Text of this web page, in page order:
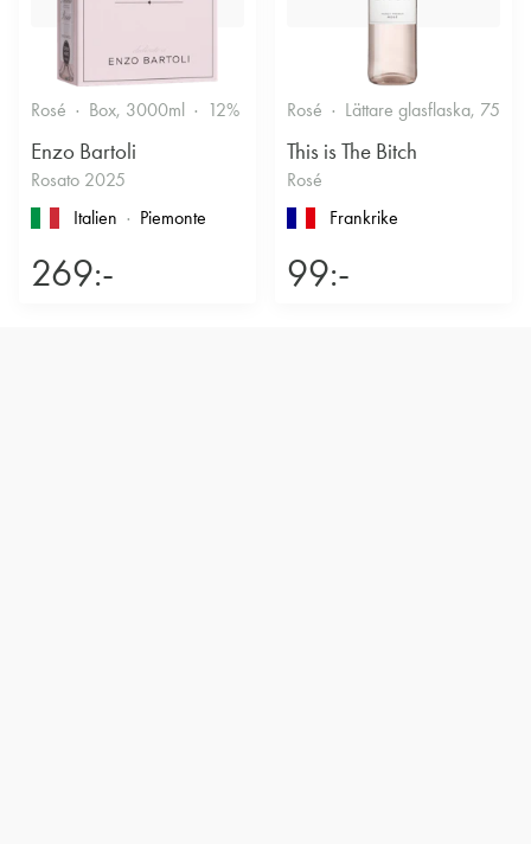
Rosé Box, 3000ml 12% Friskt & Bärigt
Enzo Bartoli
Rosato 2025
Italien
Piemonte
269:-
Rosé Lättare glasflaska, 750ml
This is The Bitch
Rosé
Frankrike
99:-